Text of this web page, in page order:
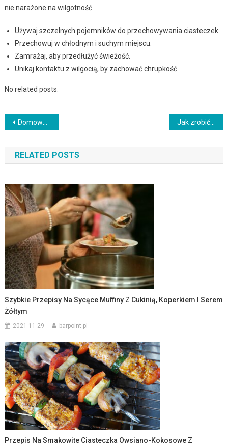
nie narażone na wilgotność.
Używaj szczelnych pojemników do przechowywania ciasteczek.
Przechowuj w chłodnym i suchym miejscu.
Zamrażaj, aby przedłużyć świeżość.
Unikaj kontaktu z wilgocią, by zachować chrupkość.
No related posts.
Nawigacja
wpisu
Domowe przepisy na proso Jak zrobić szybkie i smakowite pulpety w sosie pomidorowym z kluskami
RELATED POSTS
Szybkie Przepisy Na Sycące Muffiny Z Cukinią, Koperkiem I Serem
Żółtym
2021-11-29 barpoint.pl
Przepis Na Smakowite Ciasteczka Owsiano-Kokosowe Z